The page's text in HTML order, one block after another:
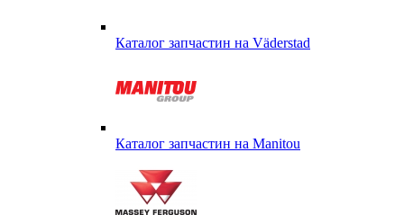
Каталог запчастин на Väderstad
Каталог запчастин на Маnitou